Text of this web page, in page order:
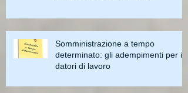
Somministrazione a tempo
determinato: gli adempimenti per i
datori di lavoro